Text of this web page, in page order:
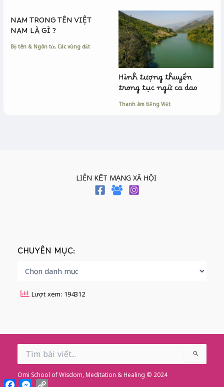
NAM TRONG TÊN VIỆT
NAM LÀ GÌ ?
Bộ tên & Ngôn từ, Các vùng đất
Hình tượng thuyền
trong tục ngữ ca dao
Thanh âm tiếng Việt
LIÊN KẾT MẠNG XÃ HỘI
CHUYÊN MỤC:
Lượt xem: 194312
Search
for:
Omi School of Wisdom, Meditation & Healing © 2024
FacebookMessenger